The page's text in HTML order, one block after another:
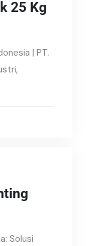
25 Kg
| PT.
Solusi